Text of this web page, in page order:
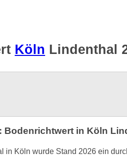
Köln Lindenthal
Bodenrichtwert in Köln
in Köln wurde Stand 2026 ein